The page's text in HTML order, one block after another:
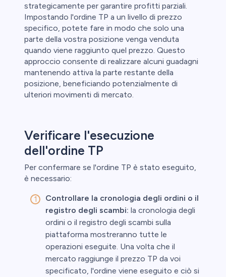
strategicamente per garantire profitti parziali.
Impostando l'ordine TP a un livello di prezzo
specifico, potete fare in modo che solo una
parte della vostra posizione venga venduta
quando viene raggiunto quel prezzo. Questo
approccio consente di realizzare alcuni guadagni
mantenendo attiva la parte restante della
posizione, beneficiando potenzialmente di
ulteriori movimenti di mercato.
Verificare l'esecuzione
dell'ordine TP
Per confermare se l'ordine TP è stato eseguito,
è necessario:
Controllare la cronologia degli ordini o il
registro degli scambi: la cronologia degli
ordini o il registro degli scambi sulla
piattaforma mostreranno tutte le
operazioni eseguite. Una volta che il
mercato raggiunge il prezzo TP da voi
specificato, l'ordine viene eseguito e ciò si